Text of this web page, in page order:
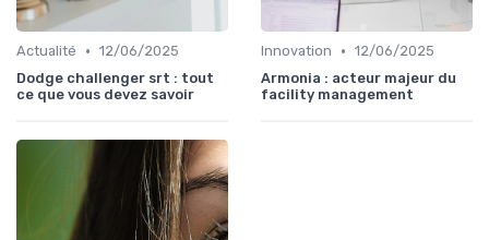
Actualité • 12/06/2025
Dodge challenger srt : tout
ce que vous devez savoir
Innovation • 12/06/2025
Armonia : acteur majeur du
facility management